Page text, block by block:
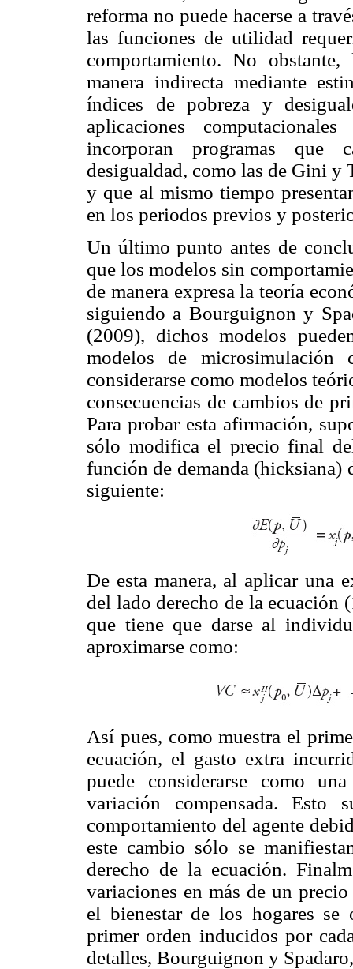
reforma no puede hacerse a
las funciones de utilidad
comportamiento. No obstante,
manera indirecta mediante
índices de pobreza y
aplicaciones
incorporan programas que
desigualdad, como las de Gini y
y que al mismo tiempo
en los periodos previos y
Un último punto antes de
que los modelos sin
de manera expresa la teoría
siguiendo a Bourguignon y
(2009), dichos modelos
modelos de microsimulación
considerarse como modelos
consecuencias de cambios de
Para probar esta afirmación,
sólo modifica el precio final
función de demanda (hicksiana)
siguiente:
De esta manera, al aplicar una
del lado derecho de la ecuación
que tiene que darse al
aproximarse como:
Así pues, como muestra el
ecuación, el gasto extra
puede considerarse como
variación compensada.
comportamiento del agente
este cambio sólo se
derecho de la ecuación.
variaciones en más de un
el bienestar de los hogares se
primer orden inducidos por
detalles, Bourguignon y